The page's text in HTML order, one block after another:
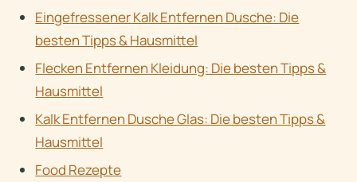
Eingefressener Kalk Entfernen Dusche: Die
besten Tipps & Hausmittel
Flecken Entfernen Kleidung: Die besten Tipps &
Hausmittel
Kalk Entfernen Dusche Glas: Die besten Tipps &
Hausmittel
Food Rezepte